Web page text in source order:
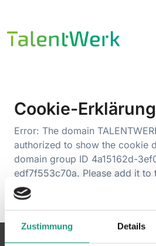
Zustimmung Details
Cookie-Erklärung
Error: The domain
authorized to show the cookie
domain group ID 4a15162d-
edf7f553c70a. Please add it to
the Cookiebot Manager to